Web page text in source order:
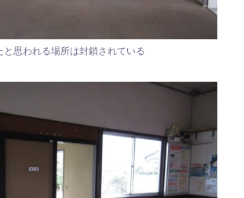
思われる場所は封鎖されている